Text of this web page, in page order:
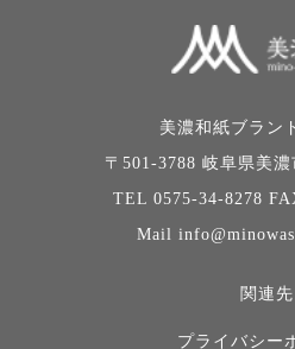
美濃和紙ブラン
〒501-3788 岐阜県美
TEL 0575-34-8278
Mail
関連先
プライバシー